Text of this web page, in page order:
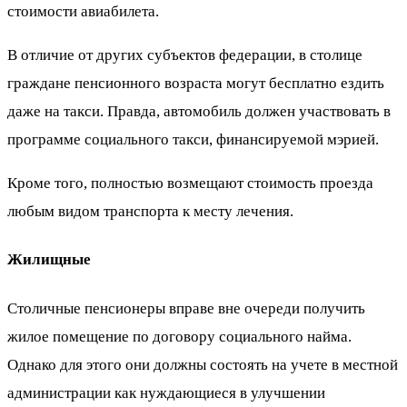
стоимости авиабилета.
В отличие от других субъектов федерации, в столице
граждане пенсионного возраста могут бесплатно ездить
даже на такси. Правда, автомобиль должен участвовать в
программе социального такси, финансируемой мэрией.
Кроме того, полностью возмещают стоимость проезда
любым видом транспорта к месту лечения.
Жилищные
Столичные пенсионеры вправе вне очереди получить
жилое помещение по договору социального найма.
Однако для этого они должны состоять на учете в местной
администрации как нуждающиеся в улучшении